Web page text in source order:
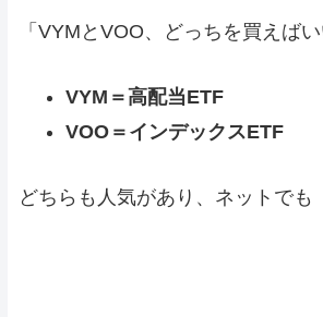
「VYMとVOO、どっちを買えば
VYM＝高配当ETF
VOO＝インデックスETF
どちらも人気があり、ネットでも